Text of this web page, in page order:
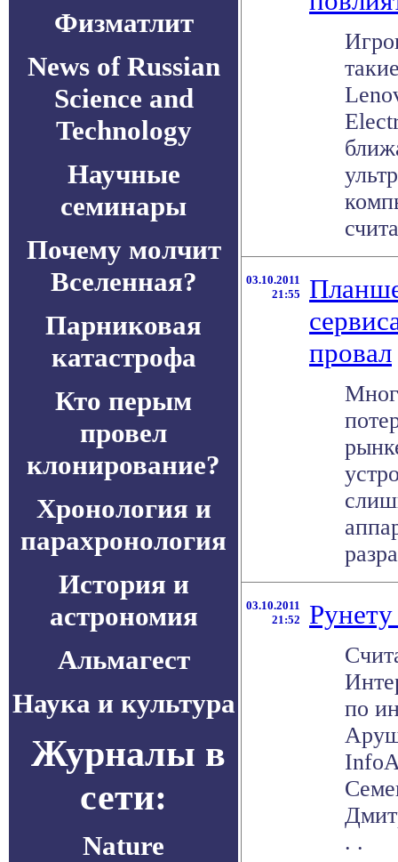
Физматлит
News of Russian
Science and
Technology
Научные
семинары
Почему молчит
Вселенная?
Парниковая
катастрофа
Кто перым
провел
клонирование?
Хронология и
парахронология
История и
астрономия
Альмагест
Наука и культура
Журналы в
сети:
Nature
03.10.2011
21:55
провал
03.10.2011
21:52
по
. .